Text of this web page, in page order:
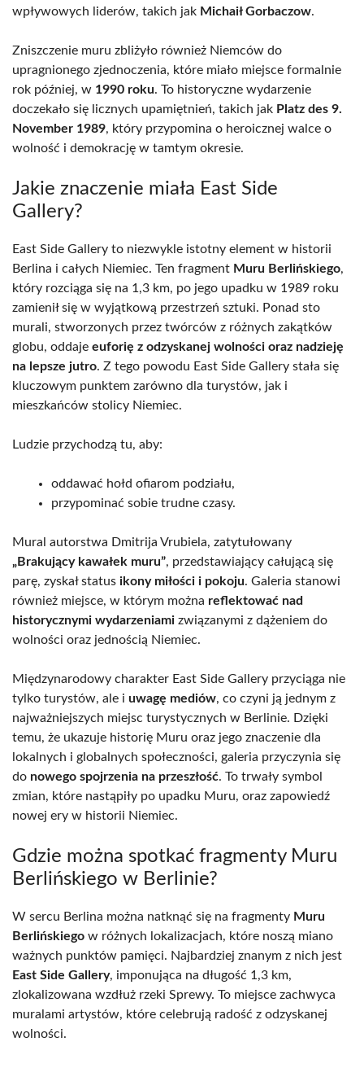
wpływowych liderów, takich jak Michaił Gorbaczow.
Zniszczenie muru zbliżyło również Niemców do
upragnionego zjednoczenia, które miało miejsce formalnie
rok później, w 1990 roku. To historyczne wydarzenie
doczekało się licznych upamiętnień, takich jak Platz des 9.
November 1989, który przypomina o heroicznej walce o
wolność i demokrację w tamtym okresie.
Jakie znaczenie miała East Side
Gallery?
East Side Gallery to niezwykle istotny element w historii
Berlina i całych Niemiec. Ten fragment Muru Berlińskiego,
który rozciąga się na 1,3 km, po jego upadku w 1989 roku
zamienił się w wyjątkową przestrzeń sztuki. Ponad sto
murali, stworzonych przez twórców z różnych zakątków
globu, oddaje euforię z odzyskanej wolności oraz nadzieję
na lepsze jutro. Z tego powodu East Side Gallery stała się
kluczowym punktem zarówno dla turystów, jak i
mieszkańców stolicy Niemiec.
Ludzie przychodzą tu, aby:
oddawać hołd ofiarom podziału,
przypominać sobie trudne czasy.
Mural autorstwa Dmitrija Vrubiela, zatytułowany
„Brakujący kawałek muru”, przedstawiający całującą się
parę, zyskał status ikony miłości i pokoju. Galeria stanowi
również miejsce, w którym można reflektować nad
historycznymi wydarzeniami związanymi z dążeniem do
wolności oraz jednością Niemiec.
Międzynarodowy charakter East Side Gallery przyciąga nie
tylko turystów, ale i uwagę mediów, co czyni ją jednym z
najważniejszych miejsc turystycznych w Berlinie. Dzięki
temu, że ukazuje historię Muru oraz jego znaczenie dla
lokalnych i globalnych społeczności, galeria przyczynia się
do nowego spojrzenia na przeszłość. To trwały symbol
zmian, które nastąpiły po upadku Muru, oraz zapowiedź
nowej ery w historii Niemiec.
Gdzie można spotkać fragmenty Muru
Berlińskiego w Berlinie?
W sercu Berlina można natknąć się na fragmenty Muru
Berlińskiego w różnych lokalizacjach, które noszą miano
ważnych punktów pamięci. Najbardziej znanym z nich jest
East Side Gallery, imponująca na długość 1,3 km,
zlokalizowana wzdłuż rzeki Sprewy. To miejsce zachwyca
muralami artystów, które celebrują radość z odzyskanej
wolności.